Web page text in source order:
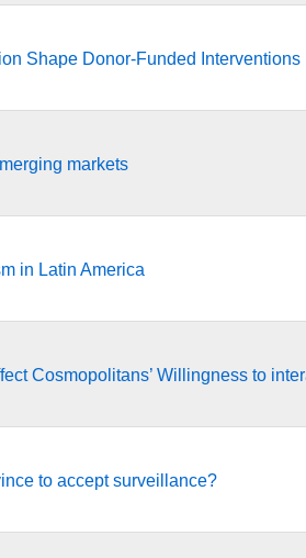
Shape Donor-Funded Interventions
markets
in Latin America
Cosmopolitans’ Willingness to
to accept surveillance?